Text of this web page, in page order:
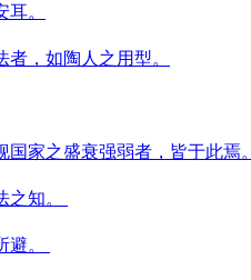
。
，如陶人之用型。
家之盛衰强弱者，皆于此焉。
之知。
避。